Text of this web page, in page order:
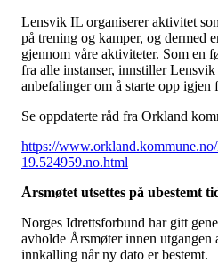
Lensvik IL organiserer aktivitet
på trening og kamper, og dermed
gjennom våre aktiviteter. Som en
fra alle instanser, innstiller
anbefalinger om å starte opp
Se oppdaterte råd fra Orkland
https://
19.524959.no.html
Årsmøtet utsettes på ubestemt
Norges Idrettsforbund har gitt
avholde Årsmøter innen
innkalling når ny dato er bestemt.